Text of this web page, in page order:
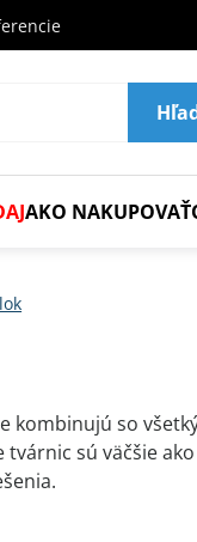
AKO NAKUPOVAŤ
kombinujú so
sú väčšie